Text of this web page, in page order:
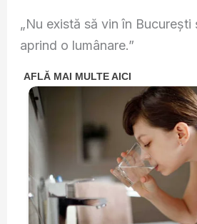
„Nu există să vin în
aprind o lumânare.”